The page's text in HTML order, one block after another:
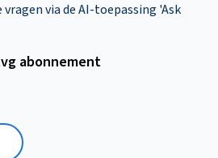
via de AI-toepassing 'Ask
abonnement